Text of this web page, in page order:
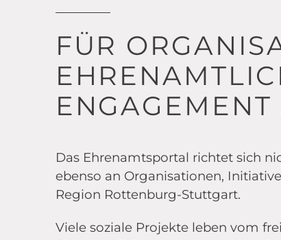
FÜR
Das Ehrenamtsportal richtet sich
ebenso an Organisationen,
Region Rottenburg-Stuttgart.
Viele soziale Projekte leben vom